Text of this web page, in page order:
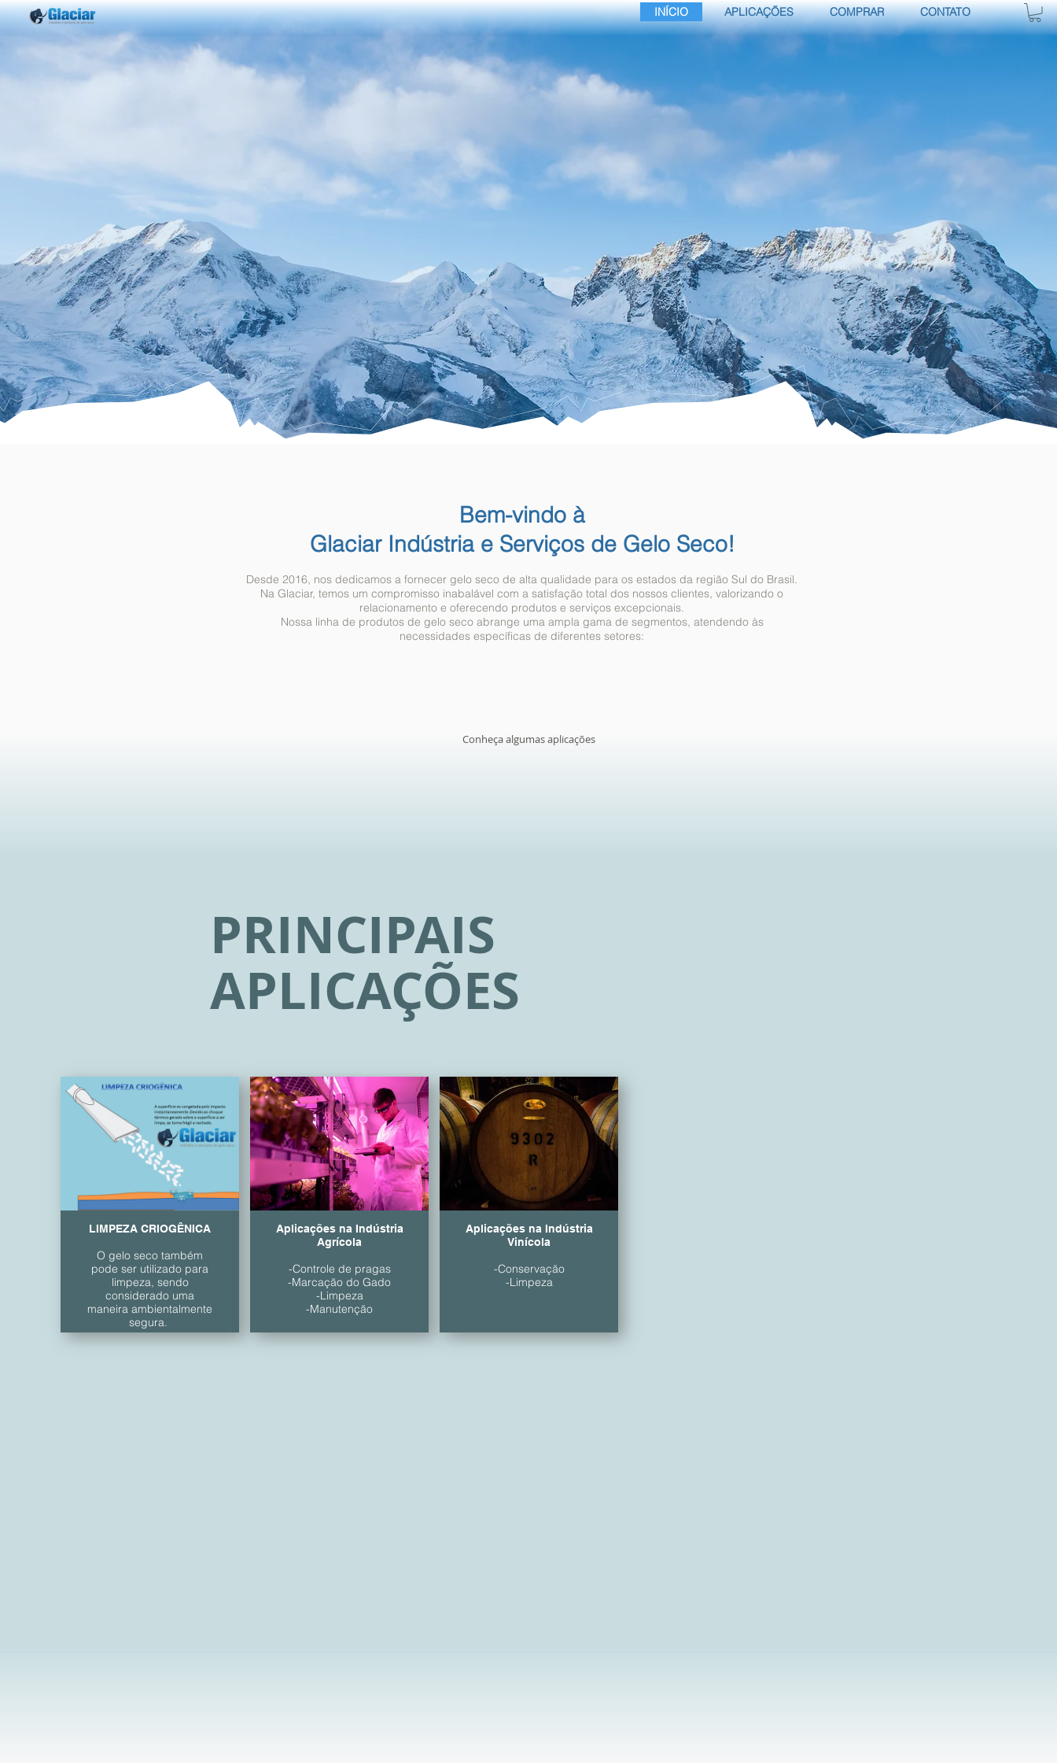
INÍCIO APLICAÇÕES COMPRAR CONTATO
ESPECIALISTA EM GELO SECO
VER APLICAÇÕES COMPRE GELO SECO FALAR AGORA
Bem-vindo à
Glaciar Indústria e Serviços de Gelo Seco!
Desde 2016, nos dedicamos a fornecer gelo seco de alta qualidade para os estados da região Sul do Brasil.
Na Glaciar, temos um compromisso inabalável com a satisfação total dos nossos clientes, valorizando o
relacionamento e oferecendo produtos e serviços excepcionais.
Nossa linha de produtos de gelo seco abrange uma ampla gama de segmentos, atendendo às
necessidades específicas de diferentes setores:
Conheça algumas aplicações
PRINCIPAIS
APLICAÇÕES
LIMPEZA CRIOGÊNICA
O gelo seco também
pode ser utilizado para
limpeza, sendo
considerado uma
maneira ambientalmente
segura.
Aplicações na Indústria
Agrícola
-Controle de pragas
-Marcação do Gado
-Limpeza
-Manutenção
Aplicações na Indústria
Vinícola
-Conservação
-Limpeza